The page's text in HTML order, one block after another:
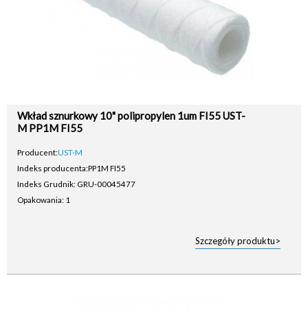
Wkład sznurkowy 10" polipropylen 1um FI55 UST-
M PP1M FI55
Producent:UST-M
Indeks producenta:PP1M FI55
Indeks Grudnik: GRU-00045477
Opakowania: 1
Szczegóły produktu>